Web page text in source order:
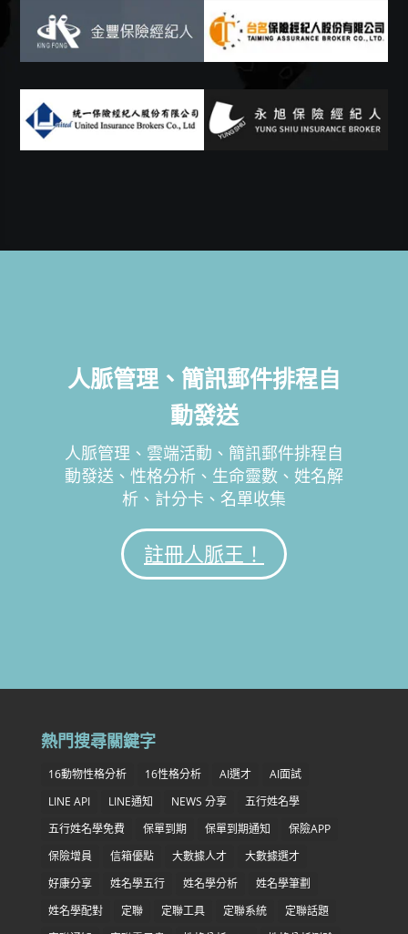
人脈管理、簡訊郵件排程自
動發送
人脈管理、雲端活動、簡訊郵件排程自
動發送、性格分析、生命靈數、姓名解
析、計分卡、名單收集
註冊人脈王！
熱門搜尋關鍵字
16動物性格分析 16性格分析 AI選才
AI面試
LINE API
LINE通知 NEWS 分享
五行姓名學
五行姓名學免費
保單到期 保單到期通知
保險APP
保險增員
信箱優點 大數據人才
大數據選才
好康分享
姓名學五行 姓名學分析
姓名學筆劃
姓名學配對
定聯 定聯工具 定聯系統
定聯話題